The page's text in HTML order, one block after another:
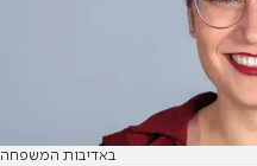
באדיבות המשפחה